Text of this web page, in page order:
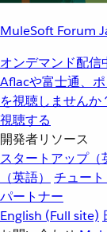
MuleSoft Forum
オンデマンド配信
Aflacや富士通、
を視聴しませんか
視聴する
開発者リソース
スタートアップ（
（英語）
チュート
パートナー
English (Full site)